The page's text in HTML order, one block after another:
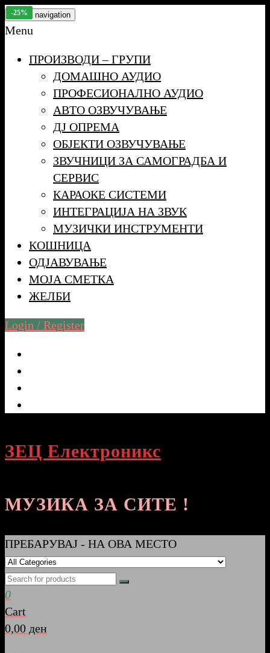
Skip
to
content
Toggle navigation
Menu
ПРОИЗВОДИ – ГРУПИ
ДОМАШНО АУДИО
ПРОФЕСИОНАЛНО АУДИО
АВТО ОЗВУЧУВАЊЕ
ДЈ ОПРЕМА
ОБЈЕКТИ ОЗВУЧУВАЊЕ
ЗВУЧНИЦИ ЗА САМОГРАДБА И
СЕРВИС
КАРАОКЕ СИСТЕМИ
ИНТЕГРАЦИЈА НА ЗВУК
МУЗИЧКИ ИНСТРУМЕНТИ
КОШНИЦА
ОДЈАВУВАЊЕ
МОЈА СМЕТКА
ЖЕЛБИ
Login / Register
ЗЕЦ Електроникс
МУЗИКА ЗА СИТЕ !
ПРЕБАРУВАЈ - НА ОВА МЕСТО
0
Cart
0,00 ден
-25%
-16%
-24%
-25%
-25%